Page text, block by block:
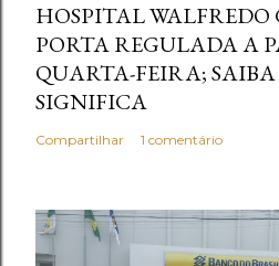
HOSPITAL
PORTA REGULADA A
QUARTA-FEIRA; SAIBA
SIGNIFICA
Compartilhar 1 comentário